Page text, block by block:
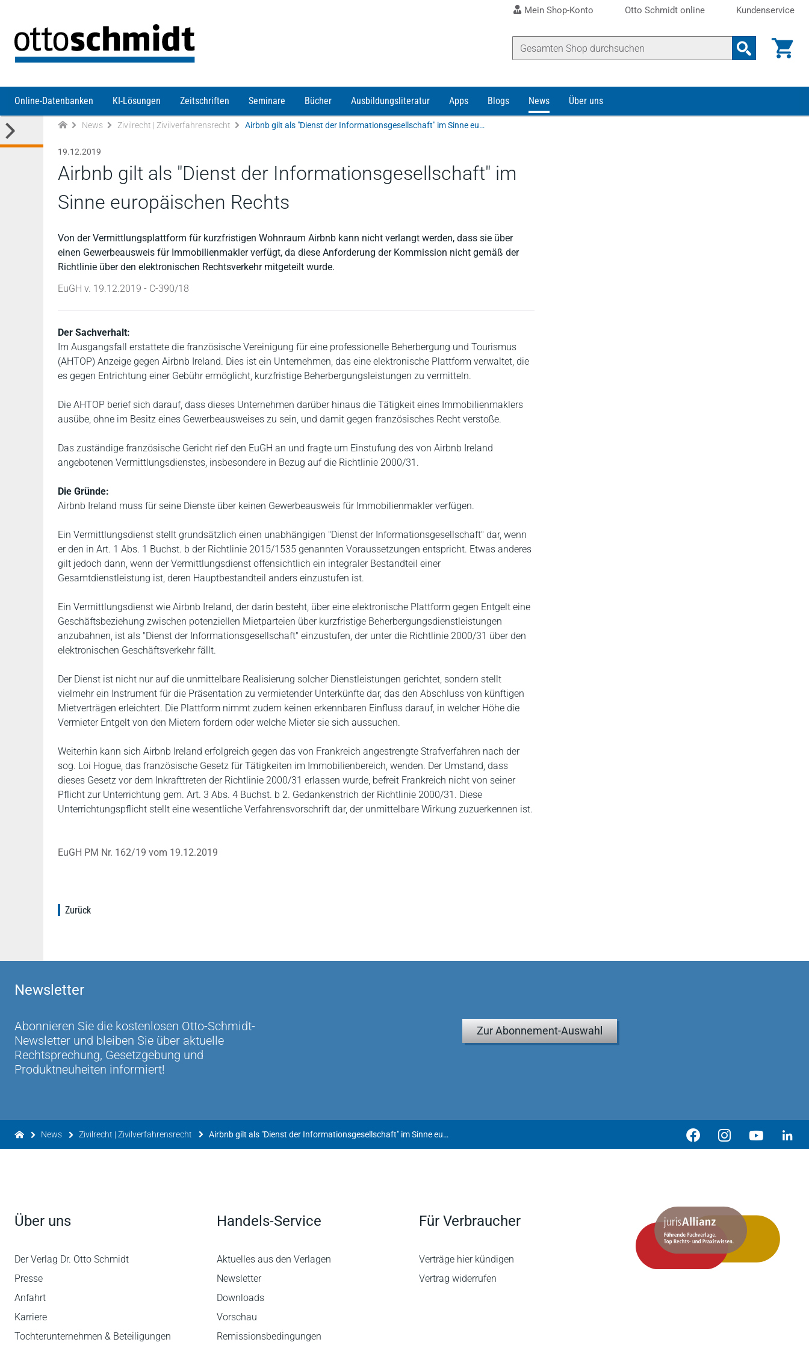
Mein Shop-Konto Otto Schmidt online Kundenservice
Online-Datenbanken KI-Lösungen Zeitschriften Seminare Bücher Ausbildungsliteratur Apps Blogs News Über uns
News Zivilrecht | Zivilverfahrensrecht Airbnb gilt als "Dienst der Informationsgesellschaft" im Sinne europäischen Rechts
19.12.2019
Airbnb gilt als "Dienst der Informationsgesellschaft" im
Sinne europäischen Rechts
Von der Vermittlungsplattform für kurzfristigen Wohnraum Airbnb kann nicht verlangt werden, dass sie über
einen Gewerbeausweis für Immobilienmakler verfügt, da diese Anforderung der Kommission nicht gemäß der
Richtlinie über den elektronischen Rechtsverkehr mitgeteilt wurde.
EuGH v. 19.12.2019 - C-390/18
Der Sachverhalt:
Im Ausgangsfall erstattete die französische Vereinigung für eine professionelle Beherbergung und Tourismus
(AHTOP) Anzeige gegen Airbnb Ireland. Dies ist ein Unternehmen, das eine elektronische Plattform verwaltet, die
es gegen Entrichtung einer Gebühr ermöglicht, kurzfristige Beherbergungsleistungen zu vermitteln.
Die AHTOP berief sich darauf, dass dieses Unternehmen darüber hinaus die Tätigkeit eines Immobilienmaklers
ausübe, ohne im Besitz eines Gewerbeausweises zu sein, und damit gegen französisches Recht verstoße.
Das zuständige französische Gericht rief den EuGH an und fragte um Einstufung des von Airbnb Ireland
angebotenen Vermittlungsdienstes, insbesondere in Bezug auf die Richtlinie 2000/31.
Die Gründe:
Airbnb Ireland muss für seine Dienste über keinen Gewerbeausweis für Immobilienmakler verfügen.
Ein Vermittlungsdienst stellt grundsätzlich einen unabhängigen "Dienst der Informationsgesellschaft" dar, wenn
er den in Art. 1 Abs. 1 Buchst. b der Richtlinie 2015/1535 genannten Voraussetzungen entspricht. Etwas anderes
gilt jedoch dann, wenn der Vermittlungsdienst offensichtlich ein integraler Bestandteil einer
Gesamtdienstleistung ist, deren Hauptbestandteil anders einzustufen ist.
Ein Vermittlungsdienst wie Airbnb Ireland, der darin besteht, über eine elektronische Plattform gegen Entgelt eine
Geschäftsbeziehung zwischen potenziellen Mietparteien über kurzfristige Beherbergungsdienstleistungen
anzubahnen, ist als "Dienst der Informationsgesellschaft" einzustufen, der unter die Richtlinie 2000/31 über den
elektronischen Geschäftsverkehr fällt.
Der Dienst ist nicht nur auf die unmittelbare Realisierung solcher Dienstleistungen gerichtet, sondern stellt
vielmehr ein Instrument für die Präsentation zu vermietender Unterkünfte dar, das den Abschluss von künftigen
Mietverträgen erleichtert. Die Plattform nimmt zudem keinen erkennbaren Einfluss darauf, in welcher Höhe die
Vermieter Entgelt von den Mietern fordern oder welche Mieter sie sich aussuchen.
Weiterhin kann sich Airbnb Ireland erfolgreich gegen das von Frankreich angestrengte Strafverfahren nach der
sog. Loi Hogue, das französische Gesetz für Tätigkeiten im Immobilienbereich, wenden. Der Umstand, dass
dieses Gesetz vor dem Inkrafttreten der Richtlinie 2000/31 erlassen wurde, befreit Frankreich nicht von seiner
Pflicht zur Unterrichtung gem. Art. 3 Abs. 4 Buchst. b 2. Gedankenstrich der Richtlinie 2000/31. Diese
Unterrichtungspflicht stellt eine wesentliche Verfahrensvorschrift dar, der unmittelbare Wirkung zuzuerkennen ist.
EuGH PM Nr. 162/19 vom 19.12.2019
Zurück
Newsletter
Abonnieren Sie die kostenlosen Otto-Schmidt-
Newsletter und bleiben Sie über aktuelle
Rechtsprechung, Gesetzgebung und
Produktneuheiten informiert!
Zur Abonnement-Auswahl
News Zivilrecht | Zivilverfahrensrecht Airbnb gilt als "Dienst der Informationsgesellschaft" im Sinne europäischen Rechts
Über uns
Der Verlag Dr. Otto Schmidt
Presse
Anfahrt
Karriere
Tochterunternehmen & Beteiligungen
Handels-Service
Aktuelles aus den Verlagen
Newsletter
Downloads
Vorschau
Remissionsbedingungen
Für Verbraucher
Verträge hier kündigen
Vertrag widerrufen